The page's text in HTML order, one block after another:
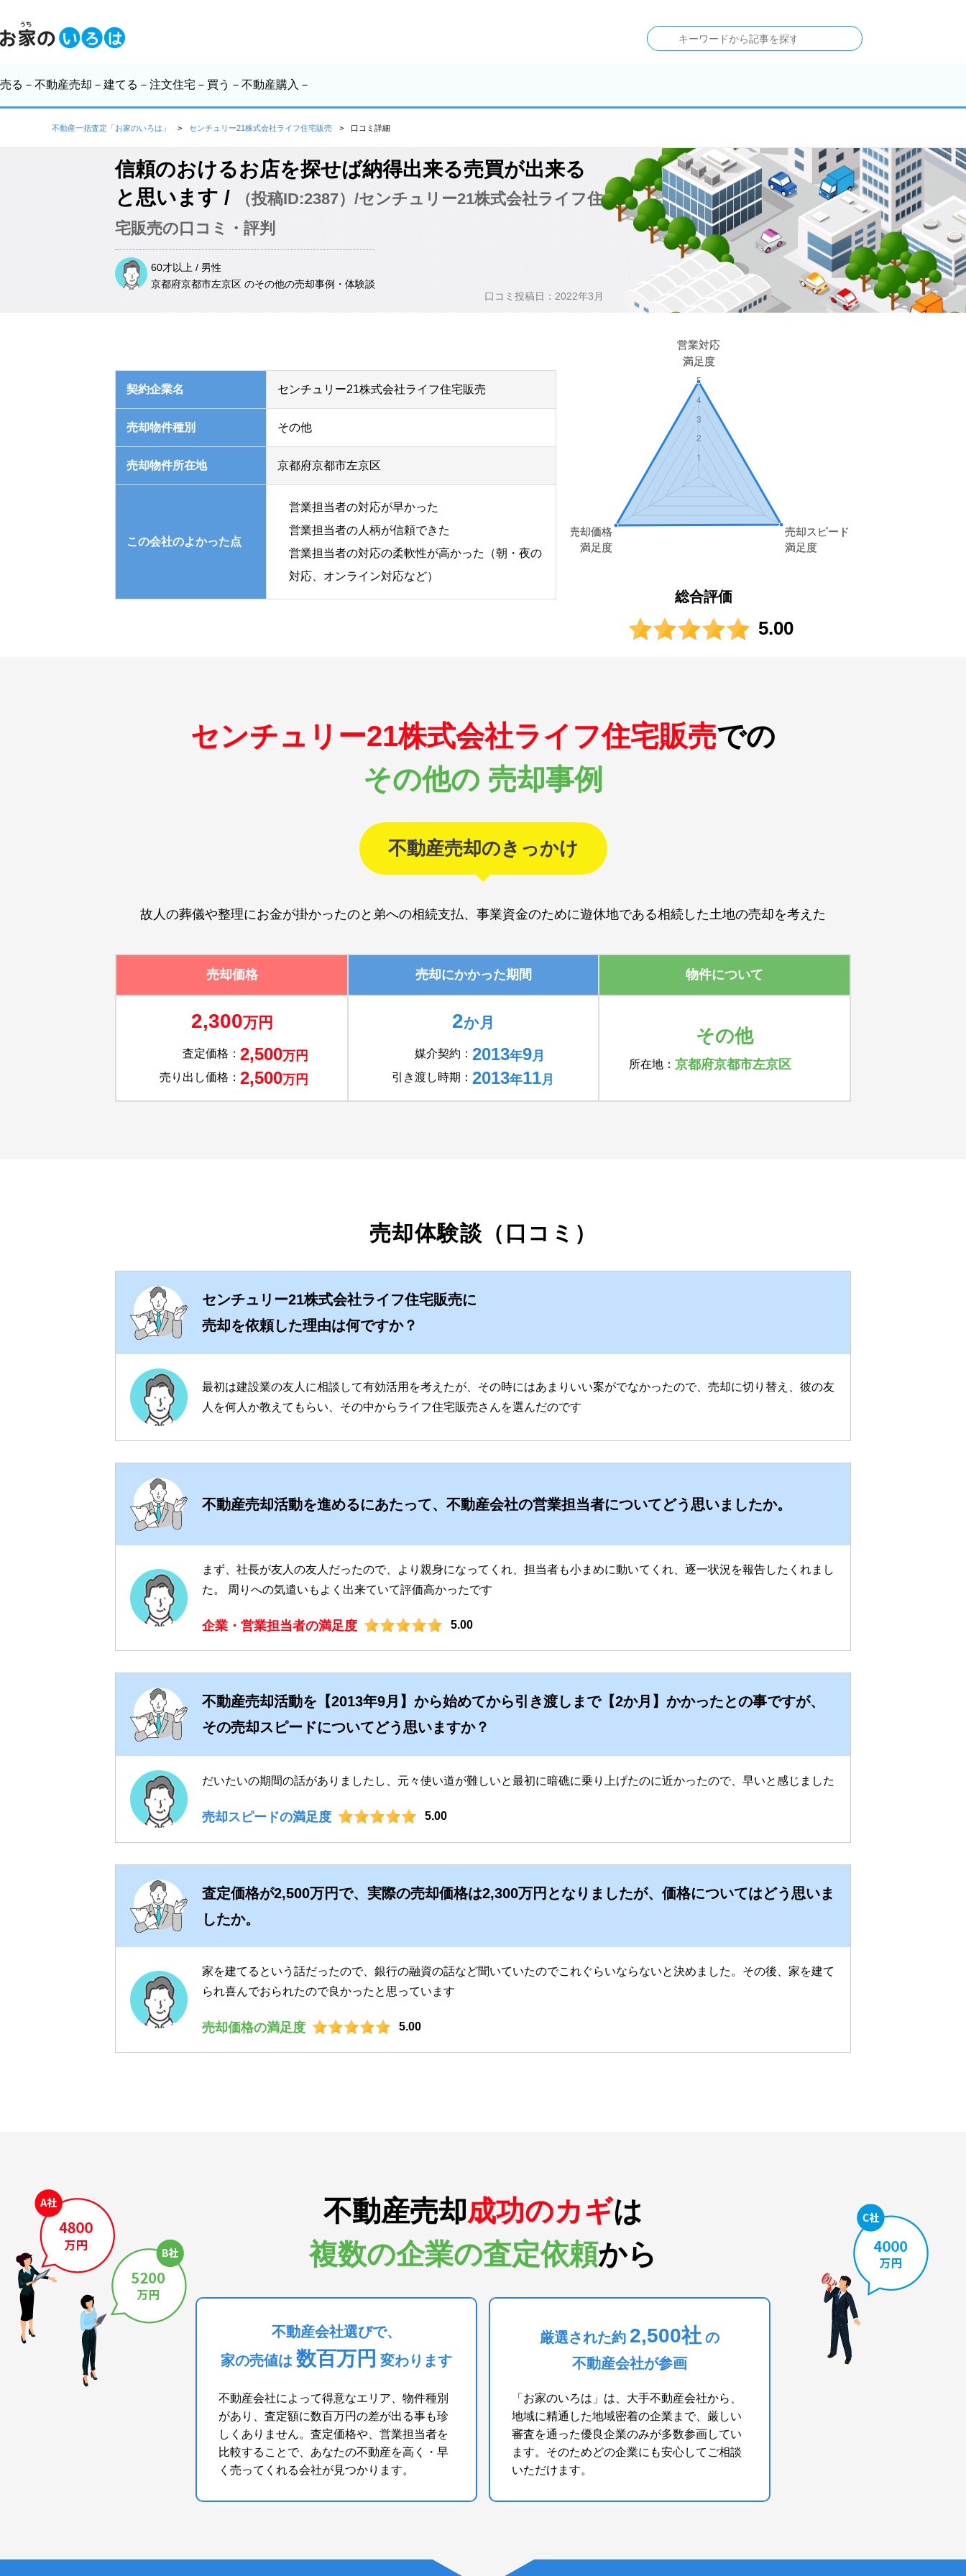
売る －不動産売却－ 建てる －注文住宅－ 買う －不動産購入－
不動産一括査定「お家のいろは」 センチュリー21株式会社ライフ住宅販売 口コミ詳細
信頼のおけるお店を探せば納得出来る売買が出来る
と思います /
（投稿ID:2387）/センチュリー21株式会社ライフ住
宅販売の口コミ・評判
60才以上 / 男性
京都府京都市左京区 のその他の売却事例・体験談
口コミ投稿日：2022年3月
契約企業名 センチュリー21株式会社ライフ住宅販売
売却物件種別 その他
売却物件所在地 京都府京都市左京区
この会社のよかった点
営業担当者の対応が早かった
営業担当者の人柄が信頼できた
営業担当者の対応の柔軟性が高かった（朝・夜の
対応、オンライン対応など）
総合評価
5.00
センチュリー21株式会社ライフ住宅販売での
その他の 売却事例
不動産売却のきっかけ
故人の葬儀や整理にお金が掛かったのと弟への相続支払、事業資金のために遊休地である相続した土地の売却を考えた
売却価格 売却にかかった期間 物件について
2,300万円
査定価格： 2,500万円
売り出し価格： 2,500万円
2か月
媒介契約： 2013年9月
引き渡し時期： 2013年11月
その他
所在地： 京都府京都市左京区
売却体験談（口コミ）
センチュリー21株式会社ライフ住宅販売に
売却を依頼した理由は何ですか？
最初は建設業の友人に相談して有効活用を考えたが、その時にはあまりいい案がでなかったので、売却に切り替え、彼の友
人を何人か教えてもらい、その中からライフ住宅販売さんを選んだのです
不動産売却活動を進めるにあたって、不動産会社の営業担当者についてどう思いましたか。
まず、社長が友人の友人だったので、より親身になってくれ、担当者も小まめに動いてくれ、逐一状況を報告したくれまし
た。 周りへの気遣いもよく出来ていて評価高かったです
企業・営業担当者の満足度 5.00
不動産売却活動を【2013年9月】から始めてから引き渡しまで【2か月】かかったとの事ですが、
その売却スピードについてどう思いますか？
だいたいの期間の話がありましたし、元々使い道が難しいと最初に暗礁に乗り上げたのに近かったので、早いと感じました
売却スピードの満足度 5.00
査定価格が2,500万円で、実際の売却価格は2,300万円となりましたが、価格についてはどう思いま
したか。
家を建てるという話だったので、銀行の融資の話など聞いていたのでこれぐらいならないと決めました。その後、家を建て
られ喜んでおられたので良かったと思っています
売却価格の満足度 5.00
不動産売却成功のカギは
複数の企業の査定依頼から
不動産会社選びで、
家の売値は 数百万円 変わります
不動産会社によって得意なエリア、物件種別
があり、査定額に数百万円の差が出る事も珍
しくありません。査定価格や、営業担当者を
比較することで、あなたの不動産を高く・早
く売ってくれる会社が見つかります。
厳選された約 2,500社 の
不動産会社が参画
「お家のいろは」は、大手不動産会社から、
地域に精通した地域密着の企業まで、厳しい
審査を通った優良企業のみが多数参画してい
ます。そのためどの企業にも安心してご相談
いただけます。